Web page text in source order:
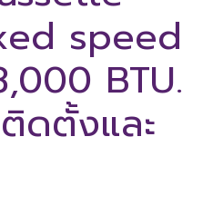
speed
BTU.
ดตั้งและ